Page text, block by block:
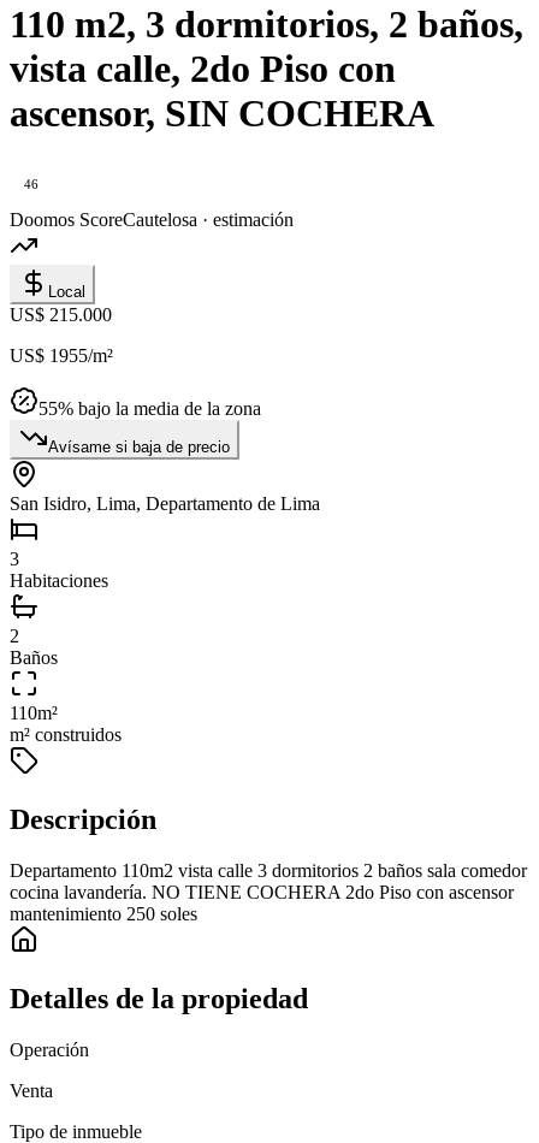
110 m2, 3 dormitorios, 2 baños,
vista calle, 2do Piso con
ascensor, SIN COCHERA
46
Doomos ScoreCautelosa · estimación
Local
US$ 215.000
US$ 1955/m²
55% bajo la media de la zona
Avísame si baja de precio
San Isidro, Lima, Departamento de Lima
3
Habitaciones
2
Baños
110m²
m² construidos
Descripción
Departamento 110m2 vista calle 3 dormitorios 2 baños sala comedor
cocina lavandería. NO TIENE COCHERA 2do Piso con ascensor
mantenimiento 250 soles
Detalles de la propiedad
Operación
Venta
Tipo de inmueble